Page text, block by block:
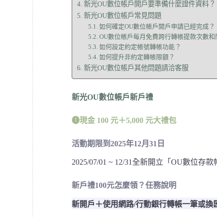
新光OU數位帳戶開戶要準備什麼證件資料？
新光OU數位帳戶常見問題
如何確定OU數位帳戶開戶申請已經完成？
OU數位帳戶每月免費跨行轉帳提款次數和
如何設定約定帳號轉帳功能？
如何提升非約定轉帳限額？
新光OU數位帳戶其他問題請洽客服
新光OU數位帳戶新戶禮
➊現金 100 元＋5,000 元大禮包
活動期限到2025年12月31日
2025/07/01 ~ 12/31全新開立「OU數位存
新戶禮100元怎麼領？任務說明
新開戶＋使用網路/行動銀行轉帳一筆或換